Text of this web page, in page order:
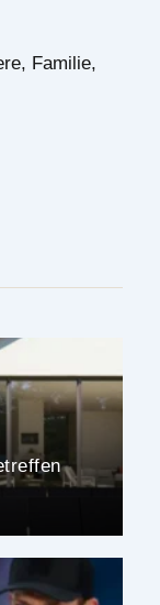
Familie,